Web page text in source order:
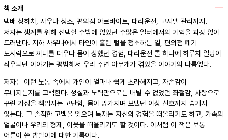
책 소개
택배 상하차, 사우나 청소, 편의점 아르바이트, 대리운전, 고시텔 관리까지.
저자는 생계를 위해 선택할 수밖에 없었던 수많은 일터에서의 기억을 과장 없이
드러낸다. 지하 사우나에서 타인이 흘린 털을 청소하는 일, 편의점 폐기
도시락으로 끼니를 때우다 몸이 상했던 경험, 대리운전 콜 하나에 하루치 일당이
좌우되던 이야기는 평범해서 우리 주변 아무개가 겪었을 이야기와 다름없다.
저자는 이런 노동 속에서 개인이 얼마나 쉽게 초라해지고, 자존감이
무너지는지를 고백한다. 성실과 노력만으로는 버틸 수 없었던 좌절감, 사랑으로
꾸린 가정을 책임지는 고단함, 몸이 망가지며 보냈던 이상 신호까지 숨기지
않는다. 그 솔직한 고백을 읽으며 독자는 자신의 경험을 떠올리기도 하고, 가족의
얼굴이나 우리의 형제, 이웃을 떠올리기도 할 것이다. 이처럼 이 책은 보통
어른이 쓴 밥벌이에 대한 기록이다.